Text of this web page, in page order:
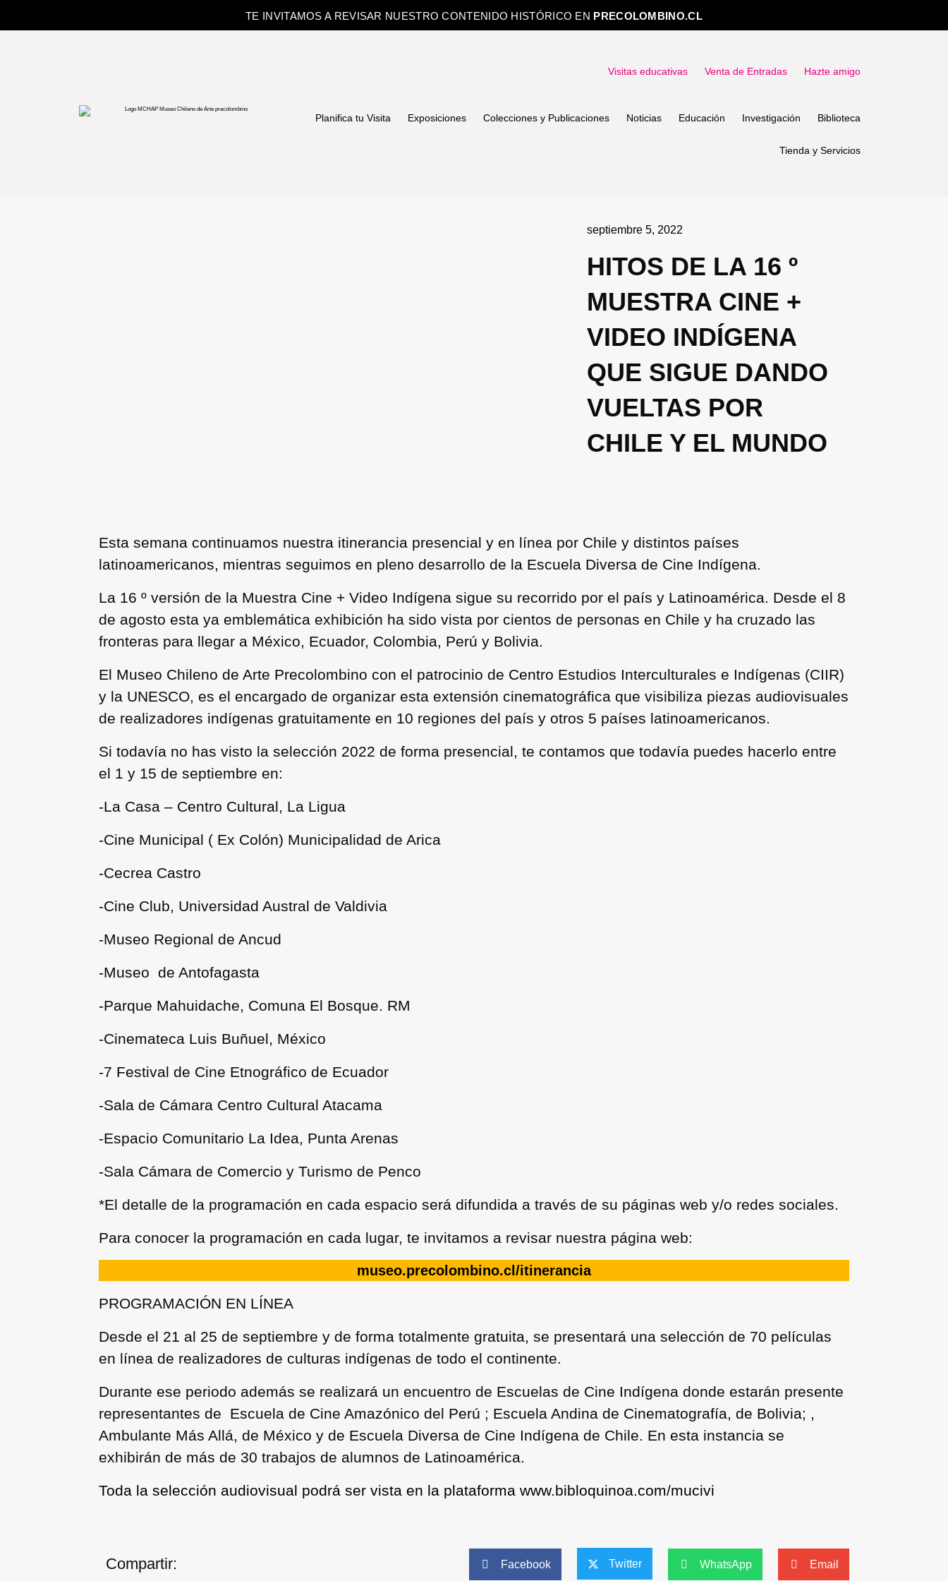
TE INVITAMOS A REVISAR NUESTRO CONTENIDO HISTÓRICO EN PRECOLOMBINO.CL
Visitas educativas Venta de Entradas Hazte amigo
Planifica tu Visita Exposiciones Colecciones y Publicaciones Noticias Educación Investigación Biblioteca
Tienda y Servicios
septiembre 5, 2022
HITOS DE LA 16 º
MUESTRA CINE +
VIDEO INDÍGENA
QUE SIGUE DANDO
VUELTAS POR
CHILE Y EL MUNDO
Esta semana continuamos nuestra itinerancia presencial y en línea por Chile y distintos países
latinoamericanos, mientras seguimos en pleno desarrollo de la Escuela Diversa de Cine Indígena.
La 16 º versión de la Muestra Cine + Video Indígena sigue su recorrido por el país y Latinoamérica. Desde el 8
de agosto esta ya emblemática exhibición ha sido vista por cientos de personas en Chile y ha cruzado las
fronteras para llegar a México, Ecuador, Colombia, Perú y Bolivia.
El Museo Chileno de Arte Precolombino con el patrocinio de Centro Estudios Interculturales e Indígenas (CIIR)
y la UNESCO, es el encargado de organizar esta extensión cinematográfica que visibiliza piezas audiovisuales
de realizadores indígenas gratuitamente en 10 regiones del país y otros 5 países latinoamericanos.
Si todavía no has visto la selección 2022 de forma presencial, te contamos que todavía puedes hacerlo entre
el 1 y 15 de septiembre en:
-La Casa – Centro Cultural, La Ligua
-Cine Municipal ( Ex Colón) Municipalidad de Arica
-Cecrea Castro
-Cine Club, Universidad Austral de Valdivia
-Museo Regional de Ancud
-Museo de Antofagasta
-Parque Mahuidache, Comuna El Bosque. RM
-Cinemateca Luis Buñuel, México
-7 Festival de Cine Etnográfico de Ecuador
-Sala de Cámara Centro Cultural Atacama
-Espacio Comunitario La Idea, Punta Arenas
-Sala Cámara de Comercio y Turismo de Penco
*El detalle de la programación en cada espacio será difundida a través de su páginas web y/o redes sociales.
Para conocer la programación en cada lugar, te invitamos a revisar nuestra página web:
museo.precolombino.cl/itinerancia
PROGRAMACIÓN EN LÍNEA
Desde el 21 al 25 de septiembre y de forma totalmente gratuita, se presentará una selección de 70 películas
en línea de realizadores de culturas indígenas de todo el continente.
Durante ese periodo además se realizará un encuentro de Escuelas de Cine Indígena donde estarán presente
representantes de Escuela de Cine Amazónico del Perú ; Escuela Andina de Cinematografía, de Bolivia; ,
Ambulante Más Allá, de México y de Escuela Diversa de Cine Indígena de Chile. En esta instancia se
exhibirán de más de 30 trabajos de alumnos de Latinoamérica.
Toda la selección audiovisual podrá ser vista en la plataforma www.bibloquinoa.com/mucivi
Compartir: Facebook Twitter WhatsApp Email